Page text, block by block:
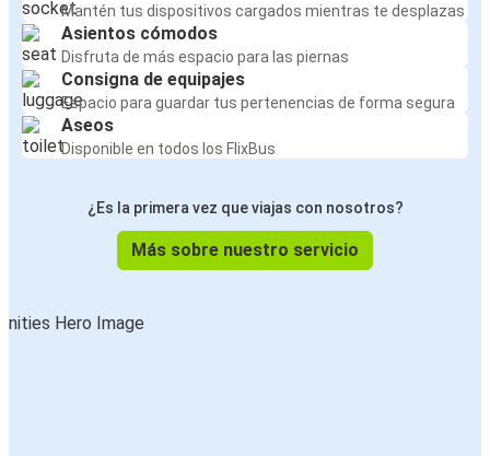
Mantén tus dispositivos cargados mientras te desplazas
Asientos cómodos
Disfruta de más espacio para las piernas
Consigna de equipajes
Espacio para guardar tus pertenencias de forma segura
Aseos
Disponible en todos los FlixBus
¿Es la primera vez que viajas con nosotros?
Más sobre nuestro servicio